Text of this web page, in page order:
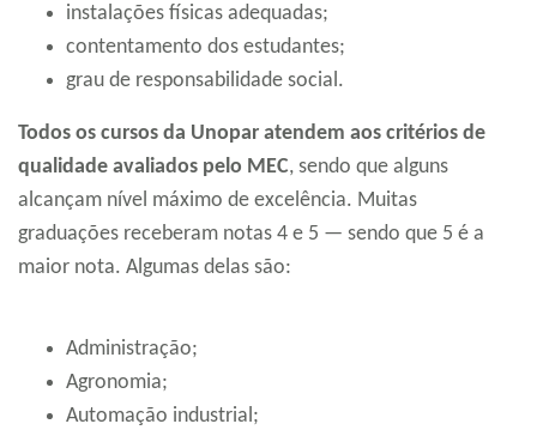
instalações físicas adequadas;
contentamento dos estudantes;
grau de responsabilidade social.
Todos os cursos da Unopar atendem aos critérios de
qualidade avaliados pelo MEC, sendo que alguns
alcançam nível máximo de excelência. Muitas
graduações receberam notas 4 e 5 — sendo que 5 é a
maior nota. Algumas delas são:
Administração;
Agronomia;
Automação industrial;